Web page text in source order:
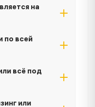
на
по всей
всё под
или